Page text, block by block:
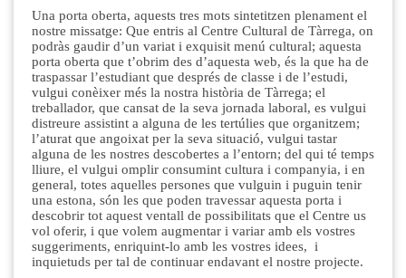
Una porta oberta, aquests tres mots sintetitzen plenament el
nostre missatge: Que entris al Centre Cultural de Tàrrega, on
podràs gaudir d’un variat i exquisit menú cultural; aquesta
porta oberta que t’obrim des d’aquesta web, és la que ha de
traspassar l’estudiant que després de classe i de l’estudi,
vulgui conèixer més la nostra història de Tàrrega; el
treballador, que cansat de la seva jornada laboral, es vulgui
distreure assistint a alguna de les tertúlies que organitzem;
l’aturat que angoixat per la seva situació, vulgui tastar
alguna de les nostres descobertes a l’entorn; del qui té temps
lliure, el vulgui omplir consumint cultura i companyia, i en
general, totes aquelles persones que vulguin i puguin tenir
una estona, són les que poden travessar aquesta porta i
descobrir tot aquest ventall de possibilitats que el Centre us
vol oferir, i que volem augmentar i variar amb els vostres
suggeriments, enriquint-lo amb les vostres idees, i
inquietuds per tal de continuar endavant el nostre projecte.